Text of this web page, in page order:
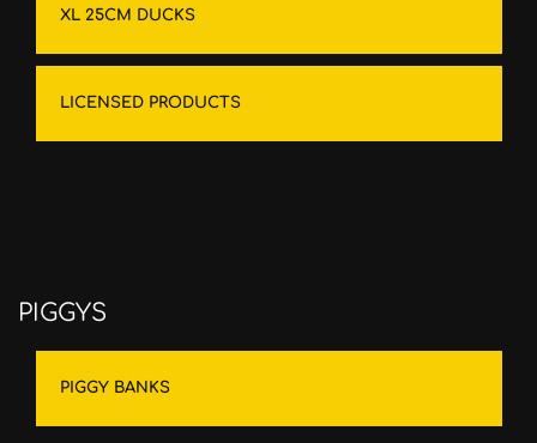
XL 25CM DUCKS
LICENSED PRODUCTS
PIGGYS
PIGGY BANKS